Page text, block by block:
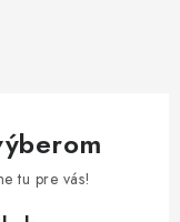
tu pre vás!